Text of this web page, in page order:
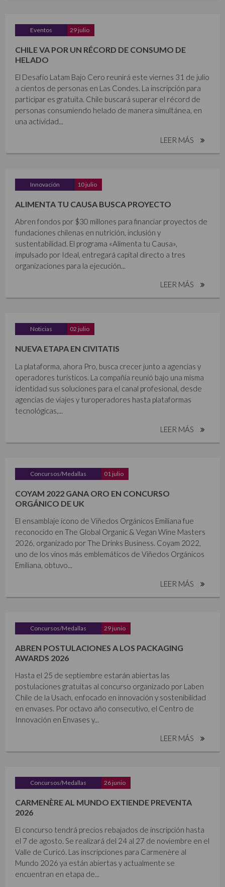
Eventos 29 julio
CHILE VA POR UN RÉCORD DE CONSUMO DE
HELADO
El Desafío Latam Bajo Cero reunirá este viernes 31 de julio
a cientos de personas en Las Condes. La inscripción para
participar es gratuita. Chile buscará superar el récord de
personas consumiendo helado de manera simultánea, en
una actividad...
LEER MÁS
Innovación 10 julio
ALIMENTA TU CAUSA BUSCA PROYECTO
Abren fondos por $30 millones para financiar proyectos de
fundaciones chilenas en nutrición, inclusión y
sustentabilidad. El programa «Alimenta tu Causa»,
impulsado por Ideal, entregará capital directo a tres
organizaciones para la ejecución...
LEER MÁS
Noticias 02 julio
NUEVA ETAPA EN CIVITATIS
La plataforma, ahora Pro, busca crecer junto a agencias y
operadores turísticos. La compañía reunió bajo una misma
identidad sus soluciones para el canal profesional, desde
agencias de viajes y turoperadores hasta plataformas
tecnológicas,...
LEER MÁS
Concursos/Medallas 01 julio
COYAM 2022 GANA ORO EN CONCURSO
ORGÁNICO DE UK
El ensamblaje ícono de Viñedos Orgánicos Emiliana fue
reconocido en The Global Organic & Vegan Wine Masters
2026, organizado por The Drinks Business. Coyam 2022,
uno de los vinos más emblemáticos de Viñedos Orgánicos
Emiliana, obtuvo...
LEER MÁS
Concursos/Medallas 29 junio
ABREN POSTULACIONES A LOS PACKAGING
AWARDS 2026
Hasta el 25 de septiembre estarán abiertas las
postulaciones gratuitas al concurso organizado por Laben
Chile de la Usach, enfocado en innovación y sostenibilidad
en envases. Por octavo año consecutivo, el Centro de
Innovación en Envases y...
LEER MÁS
Concursos/Medallas 26 junio
CARMENÈRE AL MUNDO EXTIENDE PREVENTA
2026
El concurso tendrá precios rebajados de inscripción hasta
el 7 de agosto. Se realizará del 24 al 27 de noviembre en el
Valle de Curicó. Las inscripciones para Carmenère al
Mundo 2026 ya están abiertas y actualmente se
encuentran en etapa de...